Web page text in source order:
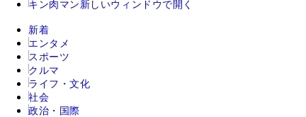
キン肉マン 新しいウィンドウで開く
新着
エンタメ
スポーツ
クルマ
ライフ・文化
社会
政治・国際